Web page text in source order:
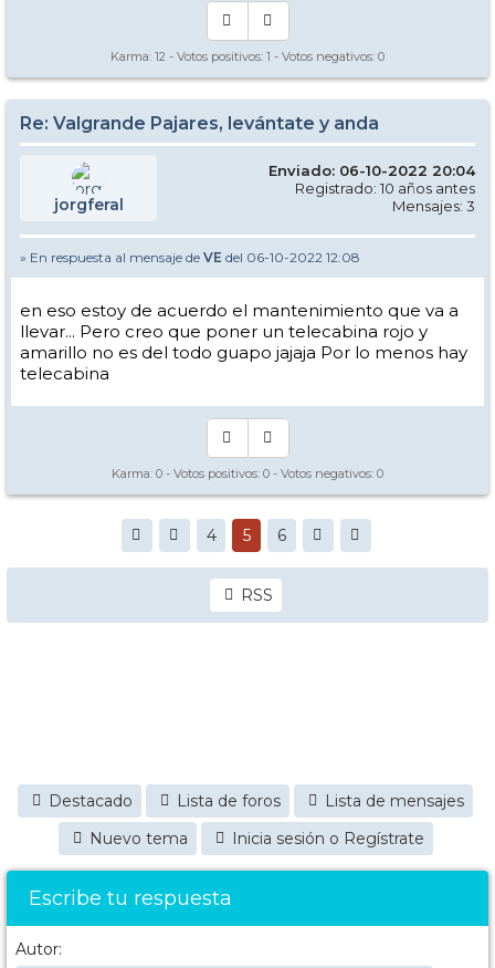
Karma: 12 - Votos positivos: 1 - Votos negativos: 0
Re: Valgrande Pajares, levántate y anda
jorgferal
Enviado: 06-10-2022 20:04
Registrado: 10 años antes
Mensajes: 3
» En respuesta al mensaje de VE del 06-10-2022 12:08
en eso estoy de acuerdo el mantenimiento que va a
llevar... Pero creo que poner un telecabina rojo y
amarillo no es del todo guapo jajaja Por lo menos hay
telecabina
Karma: 0 - Votos positivos: 0 - Votos negativos: 0
4 5 6
RSS
Destacado Lista de foros
Lista de mensajes
Nuevo tema
Inicia sesión o Regístrate
Escribe tu respuesta
Autor: